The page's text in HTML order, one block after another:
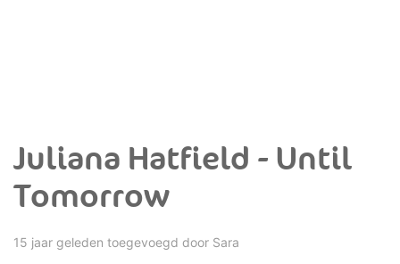
Juliana Hatfield - Until
Tomorrow
15 jaar geleden toegevoegd door Sara